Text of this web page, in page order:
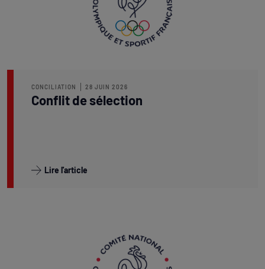
Conflit de sélection
CONCILIATION 28 JUIN 2026
Lire l'article